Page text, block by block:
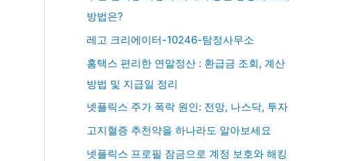
방법은?
레고 크리에이터-10246-탐정사무소
홈택스 편리한 연말정산 : 환급금 조회, 계산
방법 및 지급일 정리
넷플릭스 주가 폭락 원인: 전망, 나스닥, 투자
고지혈증 추천약을 하나라도 알아보세요
넷플릭스 프로필 잠금으로 계정 보호와 해킹